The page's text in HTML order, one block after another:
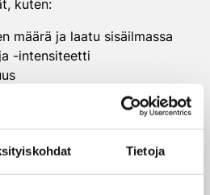
Tietoja
kuten:
määrä ja laatu sisäilmassa
-intensiteetti
ylläpitoa tai huoltoa
toimii passiivisesti sitoen